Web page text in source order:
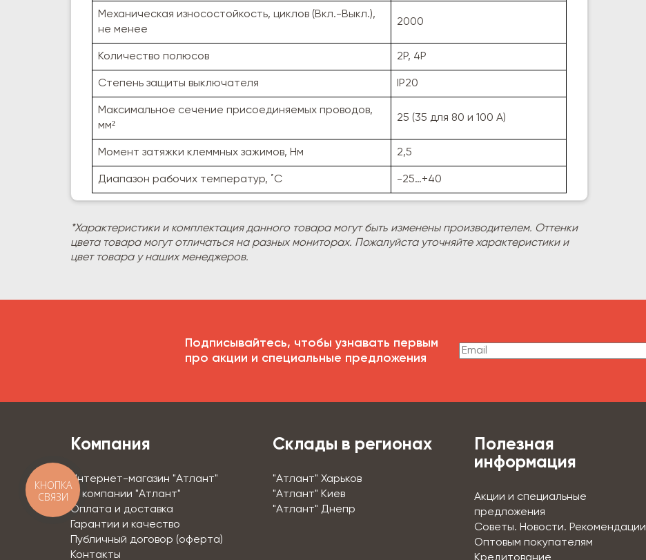
Механическая износостойкость, циклов (Вкл.-Выкл.),
не менее
2000
Количество полюсов 2P, 4P
Степень защиты выключателя IP20
Максимальное сечение присоединяемых проводов,
мм²
25 (35 для 80 и 100 А)
Момент затяжки клеммных зажимов, Нм 2,5
Диапазон рабочих температур, ˚С -25…+40
*Характеристики и комплектация данного товара могут быть изменены производителем. Оттенки
цвета товара могут отличаться на разных мониторах. Пожалуйста уточняйте характеристики и
цвет товара у наших менеджеров.
Подписывайтесь, чтобы узнавать первым
про акции и специальные предложения
Компания
Интернет-магазин "Атлант"
О компании "Атлант"
Оплата и доставка
Гарантии и качество
Публичный договор (оферта)
Контакты
Склады в регионах
"Атлант" Харьков
"Атлант" Киев
"Атлант" Днепр
Полезная
информация
Акции и специальные
предложения
Советы. Новости. Рекомендации
Оптовым покупателям
Кредитование
КНОПКА
СВЯЗИ